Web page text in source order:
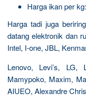
Harga ikan per
Harga tadi juga
datang elektronik dan
Intel, I-one, JBL,
Lenovo, Levi’s, LG,
Mamypoko, Maxim,
AIUEO, Alexandre